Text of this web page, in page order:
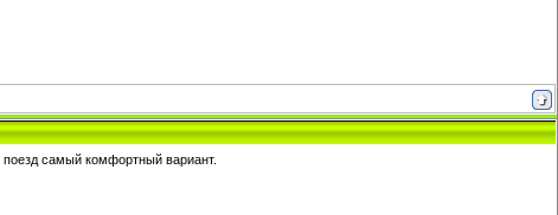
поезд самый комфортный вариант.